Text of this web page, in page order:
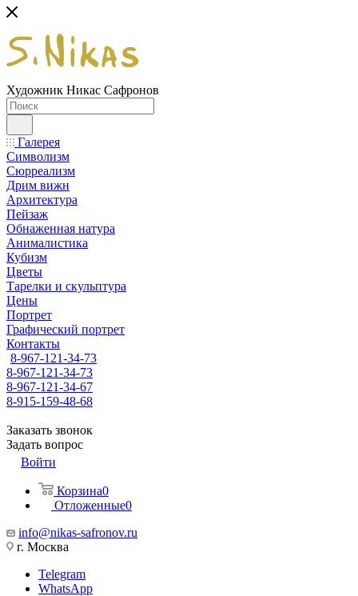
Художник Никас Сафронов
Галерея
Символизм
Сюрреализм
Дрим вижн
Архитектура
Пейзаж
Обнаженная натура
Анималистика
Кубизм
Цветы
Тарелки и скульптура
Цены
Портрет
Графический портрет
Контакты
8-967-121-34-73
8-967-121-34-73
8-967-121-34-67
8-915-159-48-68
Заказать звонок
Задать вопрос
Войти
Корзина0
Отложенные0
info@nikas-safronov.ru
г. Москва
Telegram
WhatsApp